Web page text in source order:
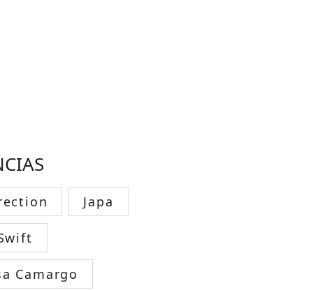
Japa
Camargo